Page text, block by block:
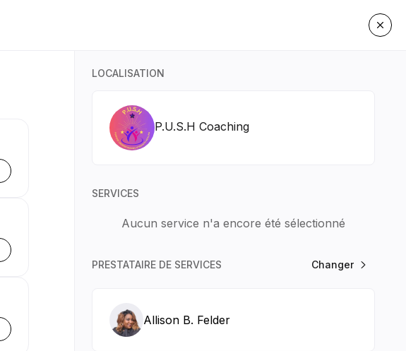
LOCALISATION
P.U.S.H Coaching
SERVICES
Aucun service n'a encore été sélectionné
PRESTATAIRE DE SERVICES Changer
Allison B. Felder